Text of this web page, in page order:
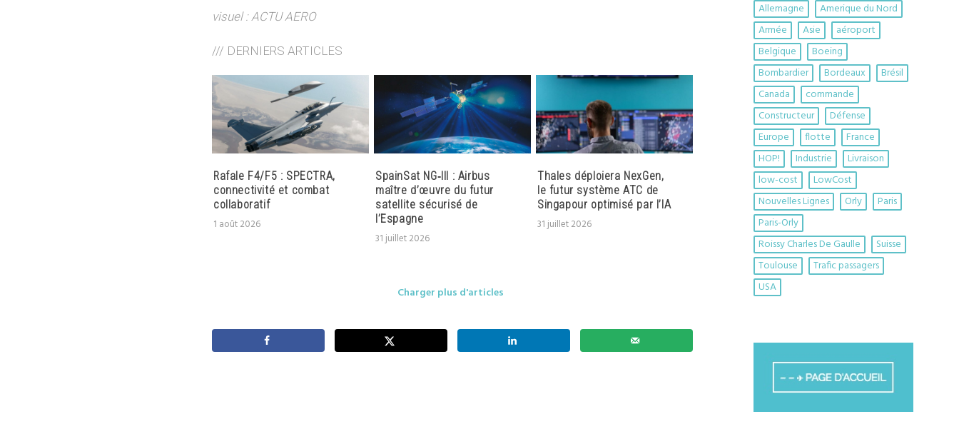
visuel : ACTU AERO
/// DERNIERS ARTICLES
Rafale F4/F5 : SPECTRA,
connectivité et combat
collaboratif
1 août 2026
SpainSat NG‑III : Airbus
maître d’œuvre du futur
satellite sécurisé de
l’Espagne
31 juillet 2026
Thales déploiera NexGen,
le futur système ATC de
Singapour optimisé par l’IA
31 juillet 2026
Charger plus d'articles
Allemagne
Amerique du Nord
Armée
Asie
aéroport
Belgique
Boeing
Bombardier
Bordeaux
Brésil
Canada
commande
Constructeur
Défense
Europe
flotte
France
HOP!
Industrie
Livraison
low-cost
LowCost
Nouvelles Lignes
Orly
Paris
Paris-Orly
Roissy Charles De Gaulle
Suisse
Toulouse
Trafic passagers
USA